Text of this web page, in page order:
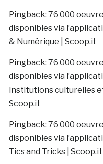
Pingback: 76 000
disponibles via
& Numérique | Scoop.it
Pingback: 76 000
disponibles via
Institutions culturelles
Scoop.it
Pingback: 76 000
disponibles via
Tics and Tricks | Scoop.it